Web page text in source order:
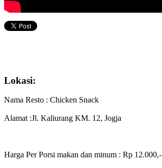
Lokasi:
Nama Resto : Chicken Snack
Alamat :Jl. Kaliurang KM. 12, Jogja
Harga Per Porsi makan dan minum : Rp 12.000,-